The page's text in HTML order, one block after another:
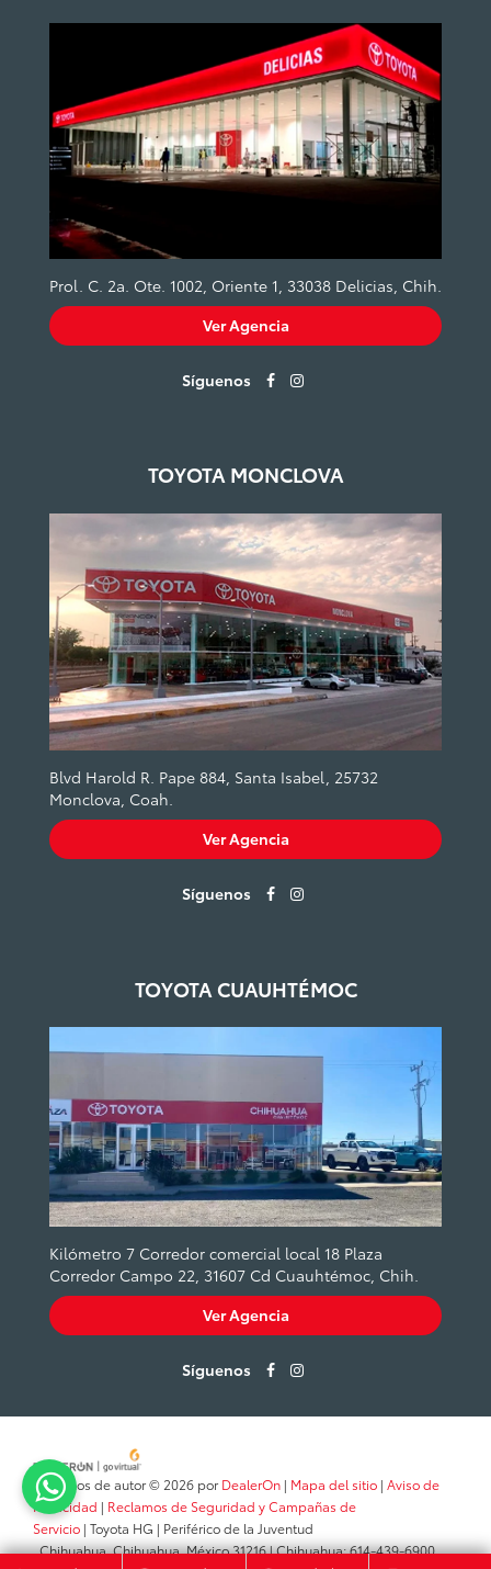
Prol. C. 2a. Ote. 1002, Oriente 1, 33038 Delicias, Chih.
Ver Agencia
Síguenos
TOYOTA MONCLOVA
Blvd Harold R. Pape 884, Santa Isabel, 25732
Monclova, Coah.
Ver Agencia
Síguenos
TOYOTA CUAUHTÉMOC
Kilómetro 7 Corredor comercial local 18 Plaza
Corredor Campo 22, 31607 Cd Cuauhtémoc, Chih.
Ver Agencia
Síguenos
Derechos de autor © 2026 porDealerOn | Mapa del sitio | Aviso de
Privacidad | Reclamos de Seguridad y Campañas de
Servicio | Toyota HG | Periférico de la Juventud
,Chihuahua,Chihuahua,México31216| Chihuahua:614-439-6900